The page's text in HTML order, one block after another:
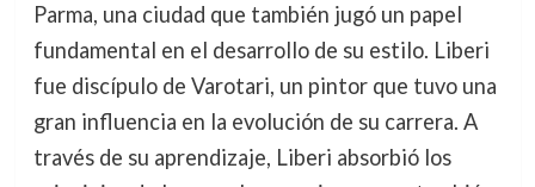
Parma, una ciudad que también jugó un papel
fundamental en el desarrollo de su estilo. Liberi
fue discípulo de Varotari, un pintor que tuvo una
gran influencia en la evolución de su carrera. A
través de su aprendizaje, Liberi absorbió los